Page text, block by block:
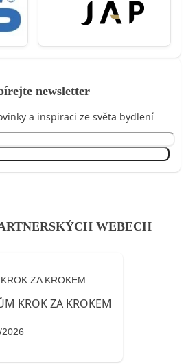
newsletter
a inspiraci ze světa bydlení
WEBECH
ZA KROKEM